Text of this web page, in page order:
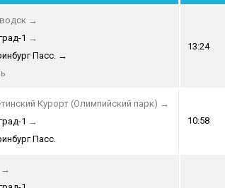
→
1 →
Пасс. →
13:24
Курорт (Олимпийский парк) →
1 →
Пасс.
10:58
→